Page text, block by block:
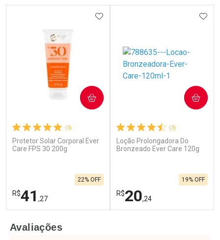
(3)
Protetor Solar Corporal Ever
Care FPS 30 200g
R$41 ,27
22% OFF
ADICIONAR AOS FAVORITOS
COMPRAR
(3)
Loção Prolongadora Do
Bronzeado Ever Care 120g
R$20,24
19% OFF
COMPRAR
Avaliações